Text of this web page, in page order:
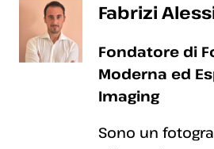
Fabrizi
Fondatore di
Moderna ed
Imaging
Sono un